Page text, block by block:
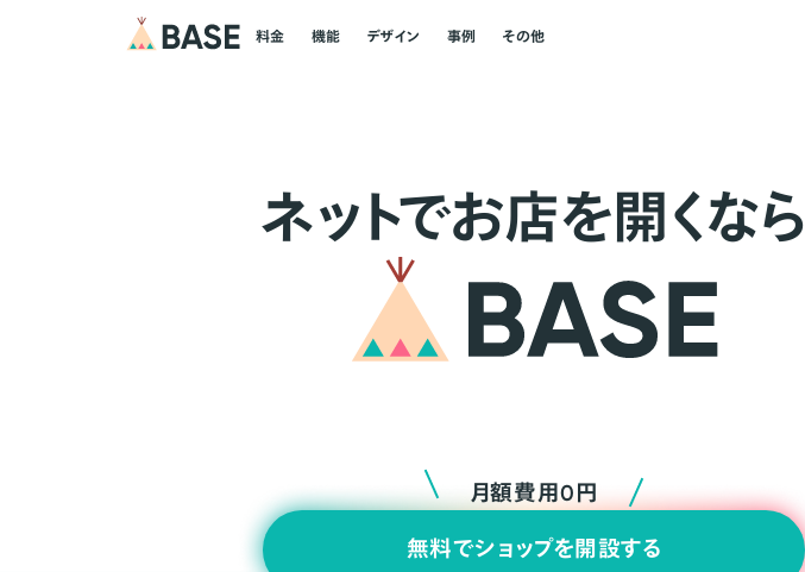
料金 機能 デザイン 事例 その他
ネッ トでお店を開くなら
月額費用0円
無料でショップを開設する